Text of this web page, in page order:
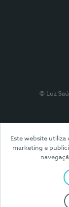
Este website
marketing e
© Luz